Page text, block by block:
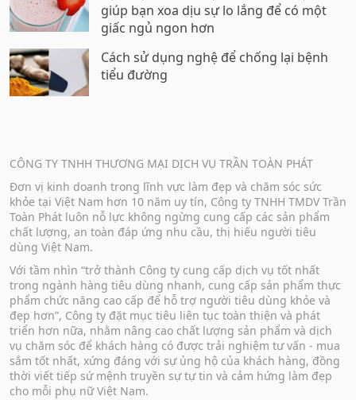
giúp bạn xoa dịu sự lo lắng để có một
giấc ngủ ngon hơn
Cách sử dụng nghệ để chống lại bệnh
tiểu đường
CÔNG TY TNHH THƯƠNG MẠI DỊCH VỤ TRẦN TOÀN PHÁT
Đơn vị kinh doanh trong lĩnh vực làm đẹp và chăm sóc sức
khỏe tại Việt Nam hơn 10 năm uy tín, Công ty TNHH TMDV Trần
Toàn Phát luôn nỗ lực không ngừng cung cấp các sản phẩm
chất lượng, an toàn đáp ứng nhu cầu, thị hiếu người tiêu
dùng Việt Nam.
Với tầm nhìn “trở thành Công ty cung cấp dịch vụ tốt nhất
trong ngành hàng tiêu dùng nhanh, cung cấp sản phẩm thực
phẩm chức năng cao cấp để hỗ trợ người tiêu dùng khỏe và
đẹp hơn”, Công ty đặt mục tiêu liên tục toàn thiện và phát
triển hơn nữa, nhằm nâng cao chất lượng sản phẩm và dịch
vụ chăm sóc để khách hàng có được trải nghiệm tư vấn - mua
sắm tốt nhất, xứng đáng với sự ủng hộ của khách hàng, đồng
thời viết tiếp sứ mệnh truyền sự tự tin và cảm hứng làm đẹp
cho mỗi phụ nữ Việt Nam.